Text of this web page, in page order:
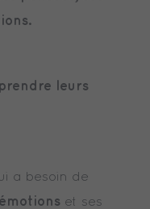
leurs
a besoin de
et ses